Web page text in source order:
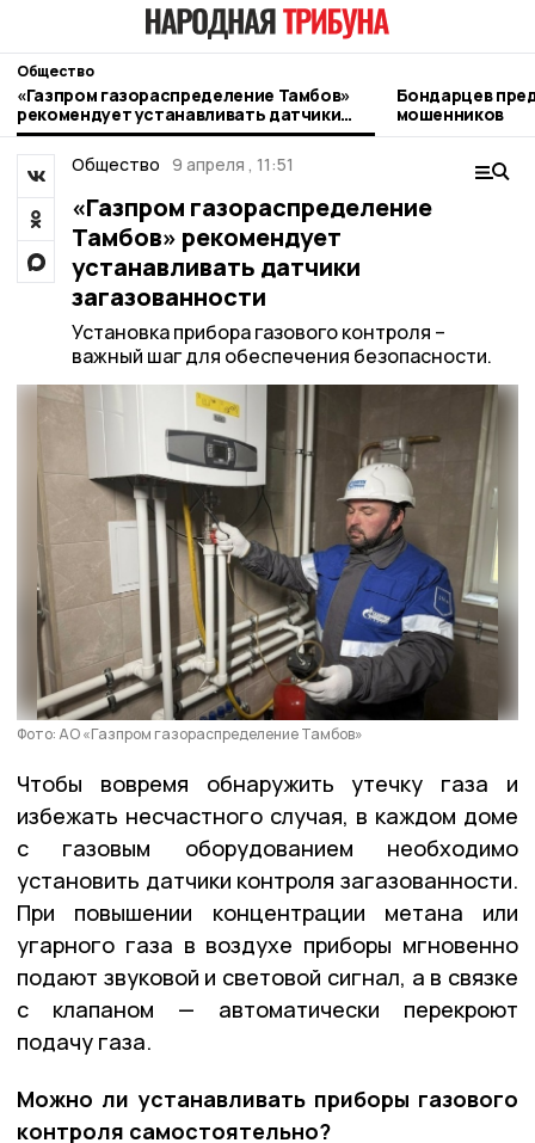
Общество
«Газпром газораспределение Тамбов»
рекомендует устанавливать датчики
загазованности
Бондарцев
мошенников
Общество 9 апреля , 11:51
«Газпром газораспределение
Тамбов» рекомендует
устанавливать датчики
загазованности
Установка прибора газового контроля –
важный шаг для обеспечения безопасности.
Фото: АО «Газпром газораспределение Тамбов»
Чтобы вовремя обнаружить утечку газа и
избежать несчастного случая, в каждом доме
с газовым оборудованием необходимо
установить датчики контроля загазованности.
При повышении концентрации метана или
угарного газа в воздухе приборы мгновенно
подают звуковой и световой сигнал, а в связке
с клапаном — автоматически перекроют
подачу газа.
Можно ли устанавливать приборы газового
контроля самостоятельно?